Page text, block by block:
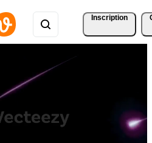
Inscription